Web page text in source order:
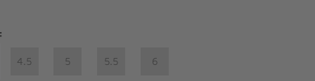
4.5 5 5.5 6